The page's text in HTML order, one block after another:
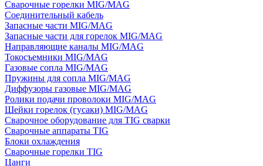
Сварочные горелки MIG/MAG
Соединительный кабель
Запасные части MIG/MAG
Запасные части для горелок MIG/MAG
Направляющие каналы MIG/MAG
Токосъемники MIG/MAG
Газовые сопла MIG/MAG
Пружины для сопла MIG/MAG
Диффузоры газовые MIG/MAG
Ролики подачи проволоки MIG/MAG
Шейки горелок (гусаки) MIG/MAG
Сварочное оборудование для TIG сварки
Сварочные аппараты TIG
Блоки охлаждения
Сварочные горелки TIG
Цанги